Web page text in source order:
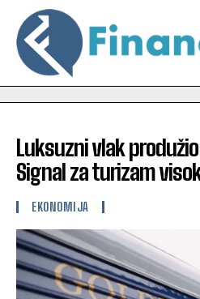
Luksuzni vlak
Signal za turizam
EKONOMIJA